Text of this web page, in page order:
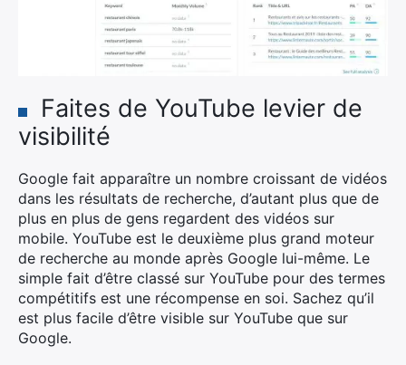
Faites de YouTube levier de
visibilité
Google fait apparaître un nombre croissant de vidéos
dans les résultats de recherche, d’autant plus que de
plus en plus de gens regardent des vidéos sur
mobile. YouTube est le deuxième plus grand moteur
de recherche au monde après Google lui-même. Le
simple fait d’être classé sur YouTube pour des termes
compétitifs est une récompense en soi. Sachez qu’il
est plus facile d’être visible sur YouTube que sur
Google.
×
Rechercher
: